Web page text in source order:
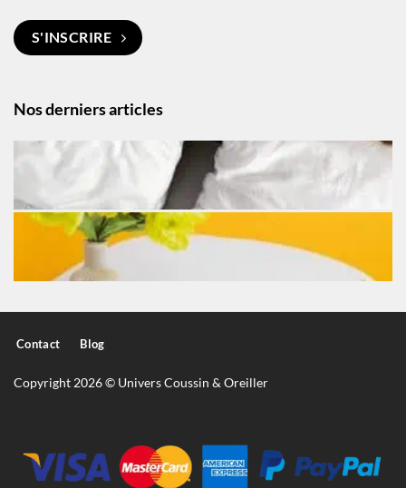
Nos derniers articles
S'INSCRIRE
Contact Blog
Copyright 2026 © Univers Coussin & Oreiller